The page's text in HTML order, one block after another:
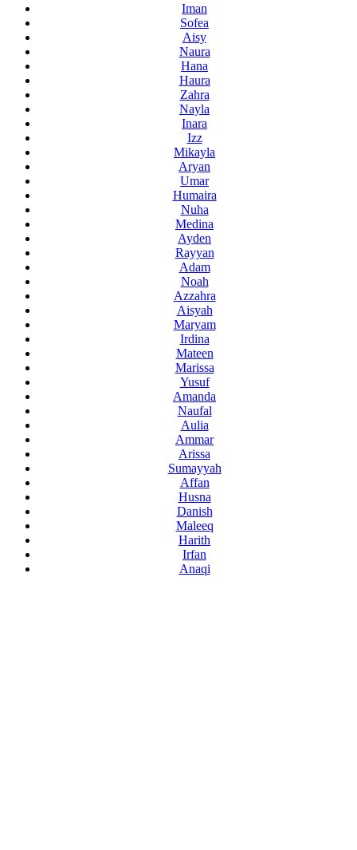
Iman
Sofea
Aisy
Naura
Hana
Haura
Zahra
Nayla
Inara
Izz
Mikayla
Aryan
Umar
Humaira
Nuha
Medina
Ayden
Rayyan
Adam
Noah
Azzahra
Aisyah
Maryam
Irdina
Mateen
Marissa
Yusuf
Amanda
Naufal
Aulia
Ammar
Arissa
Sumayyah
Affan
Husna
Danish
Maleeq
Harith
Irfan
Anaqi